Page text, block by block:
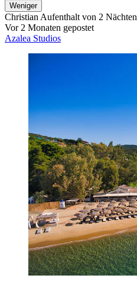
Weniger
Christian Aufenthalt von 2 Nächten
Vor 2 Monaten gepostet
Azalea Studios